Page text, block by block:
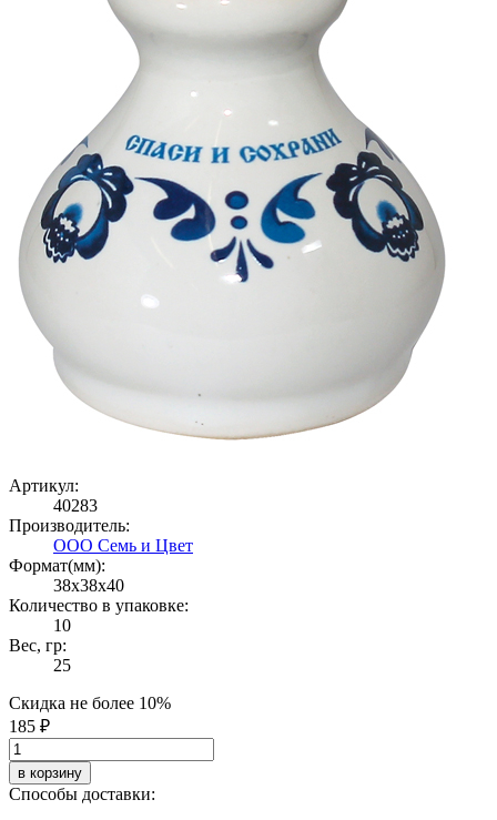
Артикул:
40283
Производитель:
ООО Семь и Цвет
Формат(мм):
38x38x40
Количество в упаковке:
10
Вес, гр:
25
Скидка не более 10%
185 ₽
в корзину
Способы доставки: